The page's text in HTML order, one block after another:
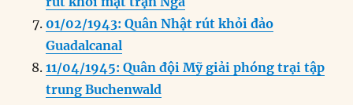
01/02/1943: Quân Nhật rút khỏi đảo
Guadalcanal
11/04/1945: Quân đội Mỹ giải phóng trại tập
trung Buchenwald